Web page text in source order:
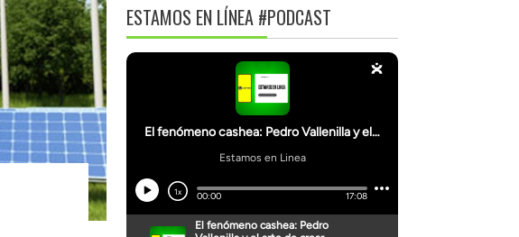
ESTAMOS EN LÍNEA #PODCAST